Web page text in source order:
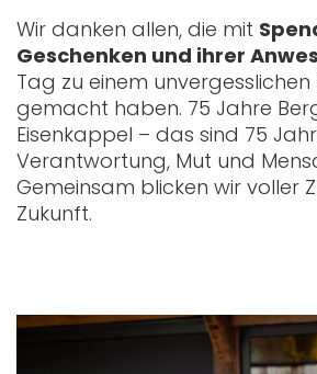
Wir danken allen, die mit
Geschenken und ihrer
Tag zu einem unvergesslichen
gemacht haben. 75 Jahre
Eisenkappel – das sind 75
Verantwortung, Mut und
Gemeinsam blicken wir voller
Zukunft.